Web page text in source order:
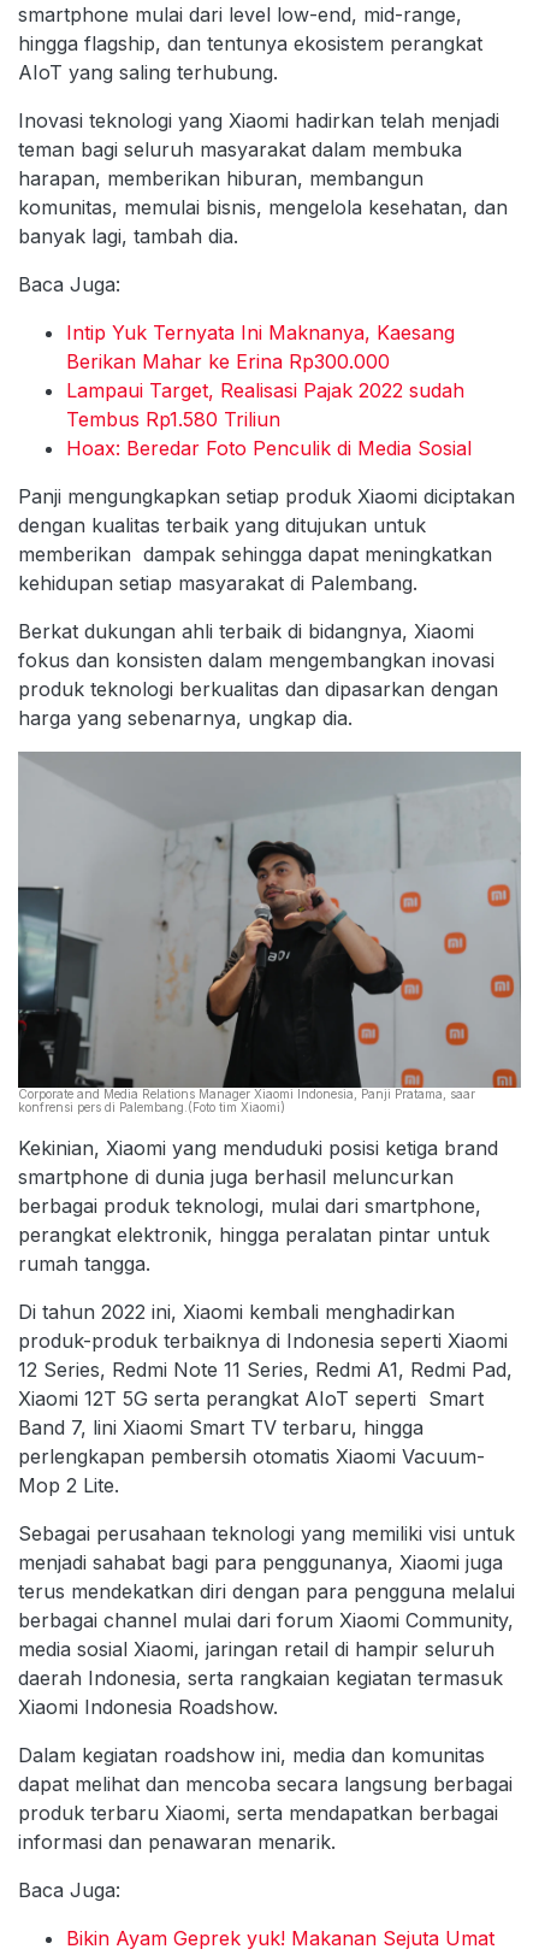
smartphone mulai dari level low-end, mid-range,
hingga flagship, dan tentunya ekosistem perangkat
AIoT yang saling terhubung.
Inovasi teknologi yang Xiaomi hadirkan telah menjadi
teman bagi seluruh masyarakat dalam membuka
harapan, memberikan hiburan, membangun
komunitas, memulai bisnis, mengelola kesehatan, dan
banyak lagi, tambah dia.
Baca Juga:
Intip Yuk Ternyata Ini Maknanya, Kaesang
Berikan Mahar ke Erina Rp300.000
Lampaui Target, Realisasi Pajak 2022 sudah
Tembus Rp1.580 Triliun
Hoax: Beredar Foto Penculik di Media Sosial
Panji mengungkapkan setiap produk Xiaomi diciptakan
dengan kualitas terbaik yang ditujukan untuk
memberikan dampak sehingga dapat meningkatkan
kehidupan setiap masyarakat di Palembang.
Berkat dukungan ahli terbaik di bidangnya, Xiaomi
fokus dan konsisten dalam mengembangkan inovasi
produk teknologi berkualitas dan dipasarkan dengan
harga yang sebenarnya, ungkap dia.
Corporate and Media Relations Manager Xiaomi Indonesia, Panji Pratama, saar
konfrensi pers di Palembang.(Foto tim Xiaomi)
Kekinian, Xiaomi yang menduduki posisi ketiga brand
smartphone di dunia juga berhasil meluncurkan
berbagai produk teknologi, mulai dari smartphone,
perangkat elektronik, hingga peralatan pintar untuk
rumah tangga.
Di tahun 2022 ini, Xiaomi kembali menghadirkan
produk-produk terbaiknya di Indonesia seperti Xiaomi
12 Series, Redmi Note 11 Series, Redmi A1, Redmi Pad,
Xiaomi 12T 5G serta perangkat AIoT seperti Smart
Band 7, lini Xiaomi Smart TV terbaru, hingga
perlengkapan pembersih otomatis Xiaomi Vacuum-
Mop 2 Lite.
Sebagai perusahaan teknologi yang memiliki visi untuk
menjadi sahabat bagi para penggunanya, Xiaomi juga
terus mendekatkan diri dengan para pengguna melalui
berbagai channel mulai dari forum Xiaomi Community,
media sosial Xiaomi, jaringan retail di hampir seluruh
daerah Indonesia, serta rangkaian kegiatan termasuk
Xiaomi Indonesia Roadshow.
Dalam kegiatan roadshow ini, media dan komunitas
dapat melihat dan mencoba secara langsung berbagai
produk terbaru Xiaomi, serta mendapatkan berbagai
informasi dan penawaran menarik.
Baca Juga:
Bikin Ayam Geprek yuk! Makanan Sejuta Umat